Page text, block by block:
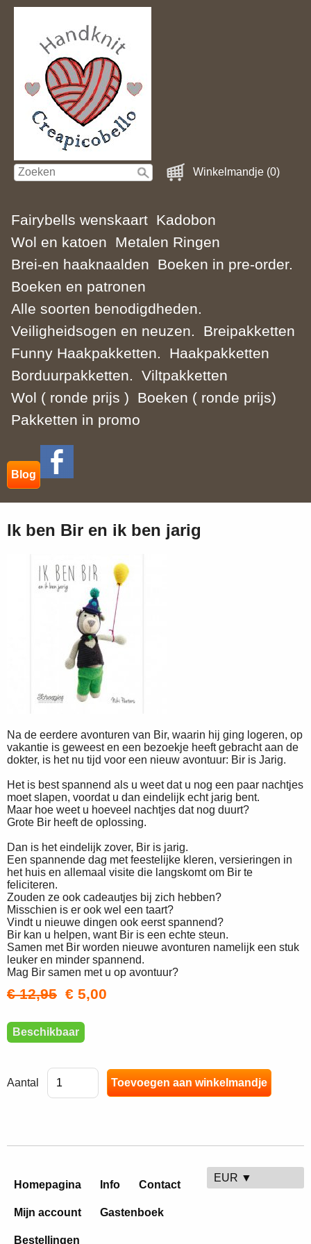
Winkelmandje (0)
Fairybells wenskaart Kadobon
Wol en katoen
Metalen Ringen
Brei-en haaknaalden
Boeken in pre-order.
Boeken en patronen
Alle soorten benodigdheden.
Veiligheidsogen en neuzen.
Breipakketten
Funny Haakpakketten.
Haakpakketten
Borduurpakketten.
Viltpakketten
Wol ( ronde prijs )
Boeken ( ronde prijs)
Pakketten in promo
Blog
Ik ben Bir en ik ben jarig
Na de eerdere avonturen van Bir, waarin hij ging logeren, op
vakantie is geweest en een bezoekje heeft gebracht aan de
dokter, is het nu tijd voor een nieuw avontuur: Bir is Jarig.
Het is best spannend als u weet dat u nog een paar nachtjes
moet slapen, voordat u dan eindelijk echt jarig bent.
Maar hoe weet u hoeveel nachtjes dat nog duurt?
Grote Bir heeft de oplossing.
Dan is het eindelijk zover, Bir is jarig.
Een spannende dag met feestelijke kleren, versieringen in
het huis en allemaal visite die langskomt om Bir te
feliciteren.
Zouden ze ook cadeautjes bij zich hebben?
Misschien is er ook wel een taart?
Vindt u nieuwe dingen ook eerst spannend?
Bir kan u helpen, want Bir is een echte steun.
Samen met Bir worden nieuwe avonturen namelijk een stuk
leuker en minder spannend.
Mag Bir samen met u op avontuur?
€ 12,95 € 5,00
Beschikbaar
Aantal
Homepagina Info Contact
Mijn account Gastenboek
Bestellingen
EUR ▼